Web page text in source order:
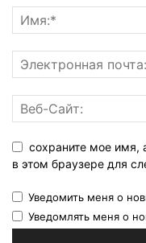
сохраните мое имя,
в этом браузере для
Уведомить меня о
Уведомлять меня о